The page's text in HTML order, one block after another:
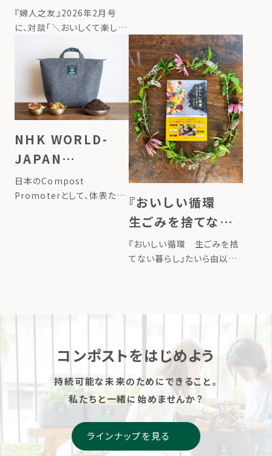
『婦人之友』2026年2月号
に、対談「＼おいしくて楽しい
減」が掲載されました。 詳し
くはこちら
記事 […]
NHK WORLD-
JAPAN
FRONTRUNNERS
日本のCompost
Promoterとして、体表たい 『おいしい循環
生ごみを捨てない
暮らし』たいら由以
子 著／絵 （婦人
『おいしい循環 生ごみを捨
てない暮らし』たいら由以子
コンポストをはじめよう
持続可能な未来のためにできること。
私たちと一緒に始めませんか？
ラインナップを見る